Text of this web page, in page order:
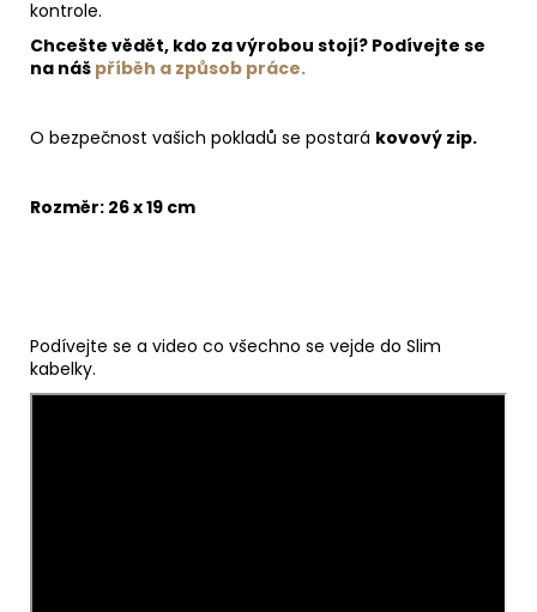
kontrole.
Chcešte vědět, kdo za výrobou stojí? Podívejte se
na náš příběh a způsob práce.
O bezpečnost vašich pokladů se postará kovový zip.
Rozměr: 26 x 19 cm
Podívejte se a video co všechno se vejde do Slim
kabelky.